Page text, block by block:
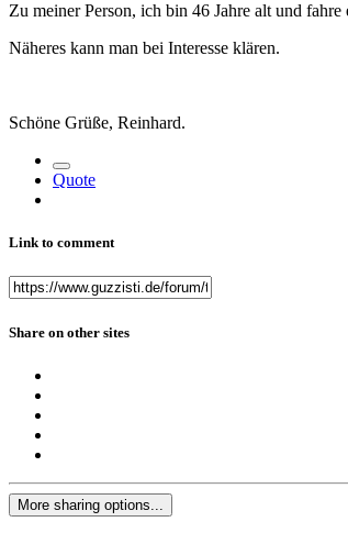
Zu meiner Person, ich bin 46 Jahre alt und
Näheres kann man bei Interesse klären.
Schöne Grüße, Reinhard.
Quote
Link to comment
Share on other sites
More sharing options...